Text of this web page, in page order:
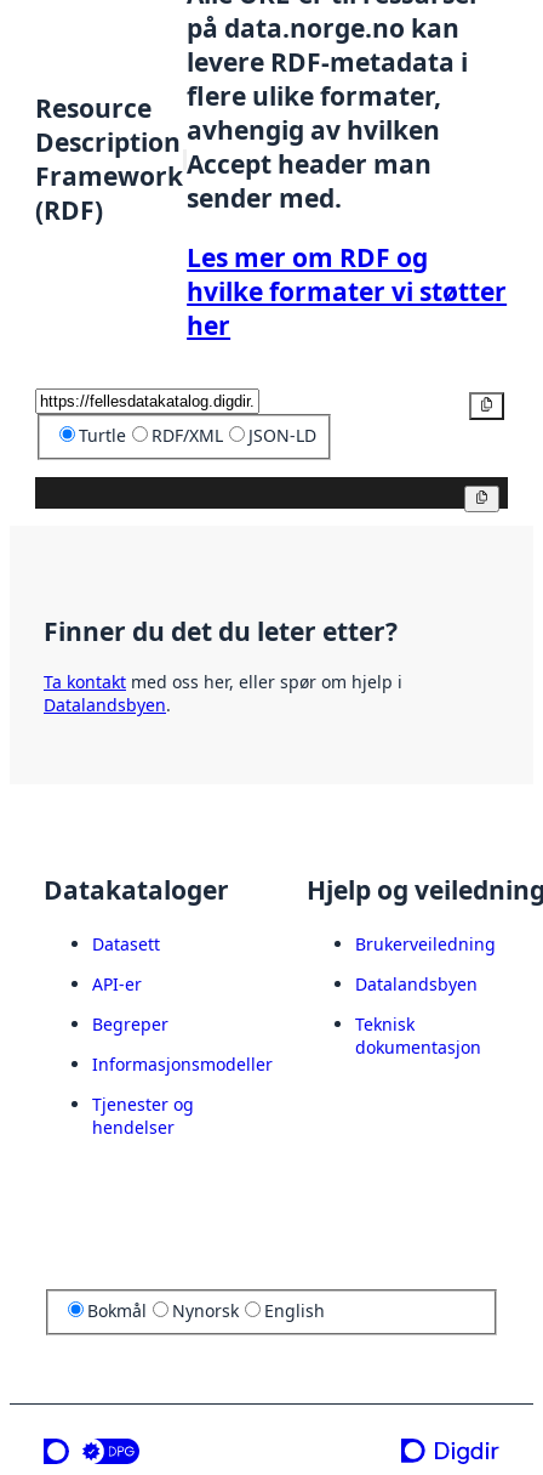
Resource
Description
Framework
(RDF)
på data.norge.no kan
levere RDF-metadata i
flere ulike formater,
avhengig av hvilken
Accept header man
sender med.
Les mer om RDF og
hvilke formater vi støtter
her
Turtle RDF/XML JSON-LD
Finner du det du leter etter?
Ta kontakt med oss her, eller spør om hjelp i
Datalandsbyen.
Datakataloger
Datasett
API-er
Begreper
Informasjonsmodeller
Tjenester og
hendelser
Hjelp og
Brukerveiledning
Datalandsbyen
Teknisk
dokumentasjon
Bokmål Nynorsk English